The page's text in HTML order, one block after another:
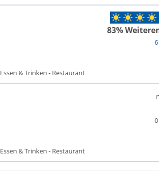
83%
Essen & Trinken - Restaurant
Essen & Trinken - Restaurant